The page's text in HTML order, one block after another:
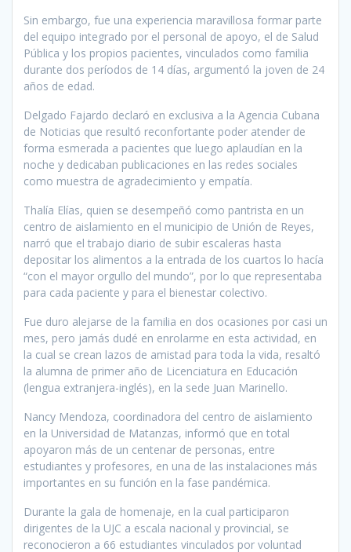
Sin embargo, fue una experiencia maravillosa formar parte
del equipo integrado por el personal de apoyo, el de Salud
Pública y los propios pacientes, vinculados como familia
durante dos períodos de 14 días, argumentó la joven de 24
años de edad.
Delgado Fajardo declaró en exclusiva a la Agencia Cubana
de Noticias que resultó reconfortante poder atender de
forma esmerada a pacientes que luego aplaudían en la
noche y dedicaban publicaciones en las redes sociales
como muestra de agradecimiento y empatía.
Thalía Elías, quien se desempeñó como pantrista en un
centro de aislamiento en el municipio de Unión de Reyes,
narró que el trabajo diario de subir escaleras hasta
depositar los alimentos a la entrada de los cuartos lo hacía
“con el mayor orgullo del mundo”, por lo que representaba
para cada paciente y para el bienestar colectivo.
Fue duro alejarse de la familia en dos ocasiones por casi un
mes, pero jamás dudé en enrolarme en esta actividad, en
la cual se crean lazos de amistad para toda la vida, resaltó
la alumna de primer año de Licenciatura en Educación
(lengua extranjera-inglés), en la sede Juan Marinello.
Nancy Mendoza, coordinadora del centro de aislamiento
en la Universidad de Matanzas, informó que en total
apoyaron más de un centenar de personas, entre
estudiantes y profesores, en una de las instalaciones más
importantes en su función en la fase pandémica.
Durante la gala de homenaje, en la cual participaron
dirigentes de la UJC a escala nacional y provincial, se
reconocieron a 66 estudiantes vinculados por voluntad